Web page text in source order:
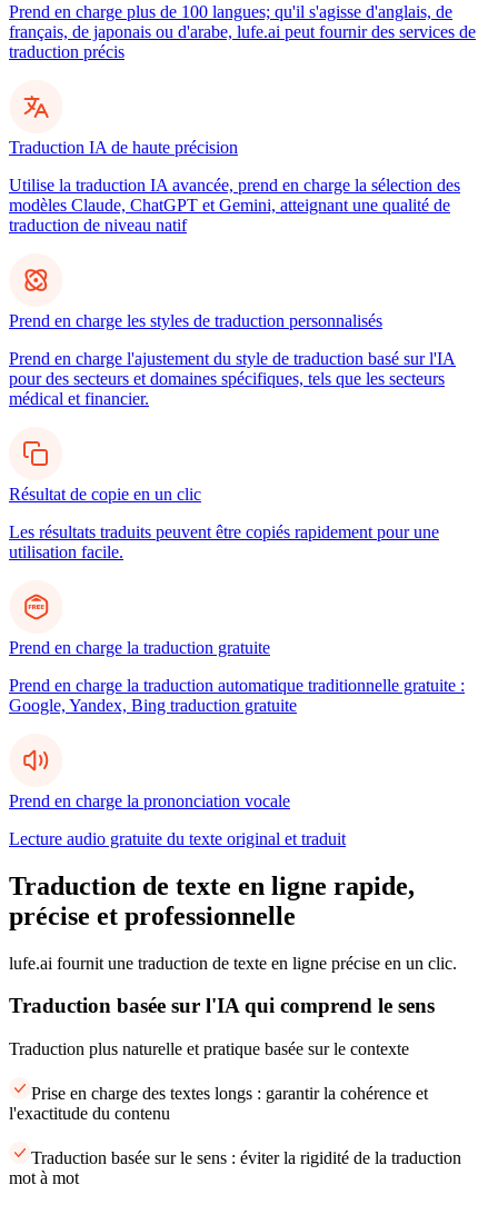
Prend en charge plus de 100 langues; qu'il s'agisse d'anglais, de
français, de japonais ou d'arabe, lufe.ai peut fournir des services de
traduction précis
Traduction IA de haute précision
Utilise la traduction IA avancée, prend en charge la sélection des
modèles Claude, ChatGPT et Gemini, atteignant une qualité de
traduction de niveau natif
Prend en charge les styles de traduction personnalisés
Prend en charge l'ajustement du style de traduction basé sur l'IA
pour des secteurs et domaines spécifiques, tels que les secteurs
médical et financier.
Résultat de copie en un clic
Les résultats traduits peuvent être copiés rapidement pour une
utilisation facile.
Prend en charge la traduction gratuite
Prend en charge la traduction automatique traditionnelle gratuite :
Google, Yandex, Bing traduction gratuite
Prend en charge la prononciation vocale
Lecture audio gratuite du texte original et traduit
Traduction de texte en ligne rapide,
précise et professionnelle
lufe.ai fournit une traduction de texte en ligne précise en un clic.
Traduction basée sur l'IA qui comprend le sens
Traduction plus naturelle et pratique basée sur le contexte
Prise en charge des textes longs : garantir la cohérence et
l'exactitude du contenu
Traduction basée sur le sens : éviter la rigidité de la traduction
mot à mot